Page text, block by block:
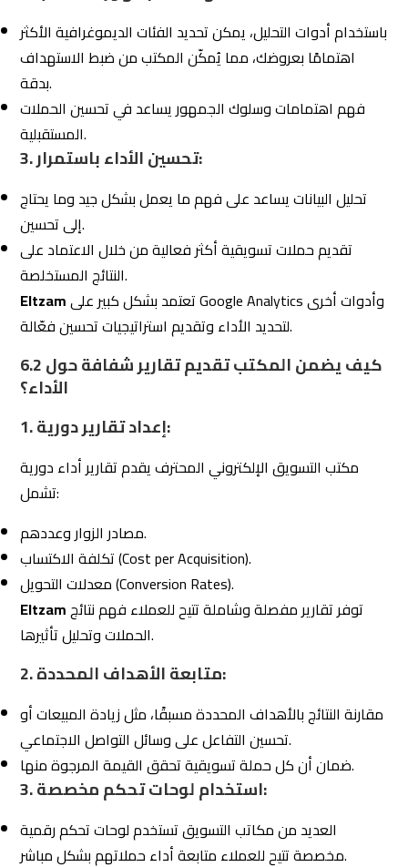
2. متابعة الأهداف المحددة:
مقارنة النتائج بالأهداف المحددة مسبقًا، مثل زيادة المبيعات أو
ضمان أن كل حملة تسويقية تحقق القيمة المرجوة منها.
مخصصة تتيح للعملاء متابعة أداء حملاتهم بشكل مباشر.
Eltzamتوفر لعملائها وصولًا مباشرًا إلى بيانات الأداء لتسهيل
المتابعة.
الاجتماعات المنتظمة بين المكتب والعملاء لمراجعة التقارير
تقديم اقتراحات للتحسين بناءً على البيانات.
6.3أدوات تحليل الأداء التي تعتمدها شركة التزام
Google Analytics:
SEMRush وAhrefs:لتحليل أداء الكلمات المفتاحية وتحسين
SEO.
وإنستغرام.
Google Ads Manager:
Hotjar:
7.الخطوة السادسة: التوافق مع أهدافك
طويلة المدى مع مكتب تسويق الكتروني
عند اختيارمكتب تسويق الكتروني لشركتك، من الضروري
التفكير في الأهداف طويلة المدى وليس فقط النتائج السريعة
مثل تحسين حركة المرور أو إطلاق حملة. المكتب المثالي هو
الذي يعمل كشريك استراتيجي يدعم تطلعاتك المستقبلية
ويطور استراتيجيات مبتكرة تُعزز من نمو أعمالك على المدى
البعيد. في هذا الإطار، تُعتبرشركة التزام للتسويق